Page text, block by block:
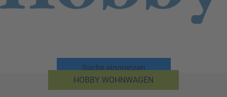
Suche eingrenzen
HOBBY WOHNWAGEN